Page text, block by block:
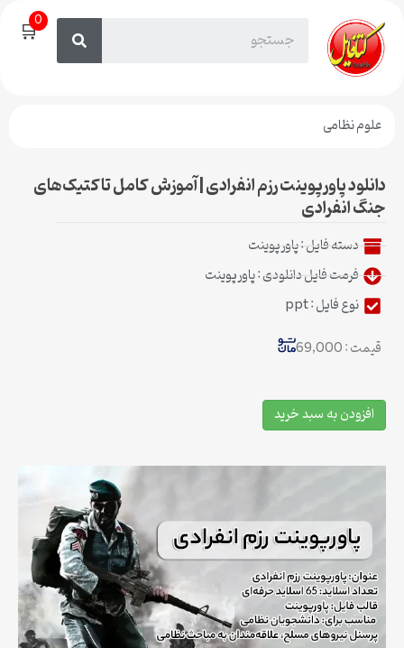
🛒 0
نظامی
پاورپوینت رزم انفرادی | آموزش کامل تاکتیک‌های
انفرادی
دسته فایل :پاورپوینت
فرمت فایل دانلودی : پاورپوینت
نوع فایل : ppt
: 69,000
افزودن به سبد خرید